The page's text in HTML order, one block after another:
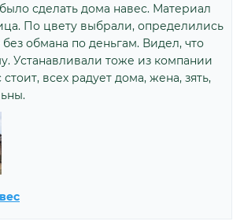
сделать дома навес. Материал
По цвету выбрали, определились
обмана по деньгам. Видел, что
Устанавливали тоже из компании
всех радует дома, жена, зять,